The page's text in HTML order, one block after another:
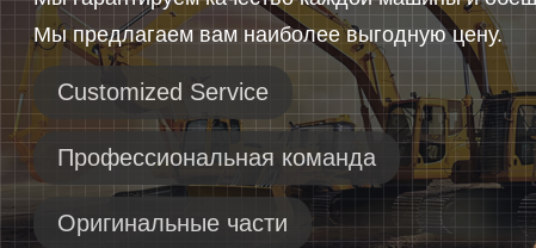
Мы предлагаем вам наиболее выгодную цену.
Customized Service
Профессиональная команда
Оригинальные части